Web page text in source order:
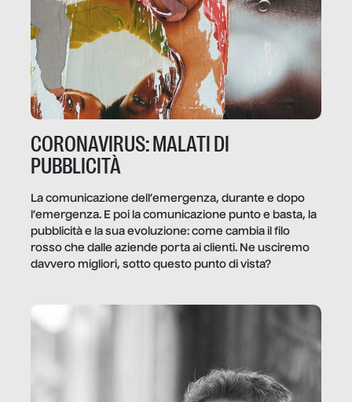
CORONAVIRUS: MALATI DI
PUBBLICITÀ
La comunicazione dell’emergenza, durante e dopo
l’emergenza. E poi la comunicazione punto e basta, la
pubblicità e la sua evoluzione: come cambia il filo
rosso che dalle aziende porta ai clienti. Ne usciremo
davvero migliori, sotto questo punto di vista?